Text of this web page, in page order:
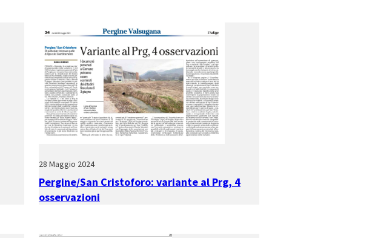
28 Maggio 2024
Pergine/San Cristoforo: variante al Prg, 4
osservazioni